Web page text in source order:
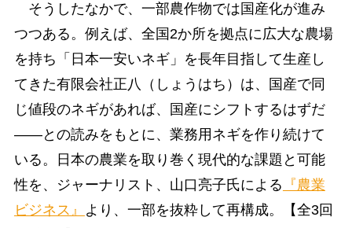
そうしたなかで、一部農作物では国産化が進み
つつある。例えば、全国2か所を拠点に広大な農場
を持ち「日本一安いネギ」を長年目指して生産し
てきた有限会社正八（しょうはち）は、国産で同
じ値段のネギがあれば、国産にシフトするはずだ
――との読みをもとに、業務用ネギを作り続けて
いる。日本の農業を取り巻く現代的な課題と可能
性を、ジャーナリスト、山口亮子氏による 『農業
ビジネス』
より、一部を抜粋して再構成。【全3回